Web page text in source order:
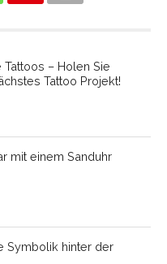
– Holen Sie
Tattoo Projekt!
mit einem Sanduhr
Symbolik hinter der